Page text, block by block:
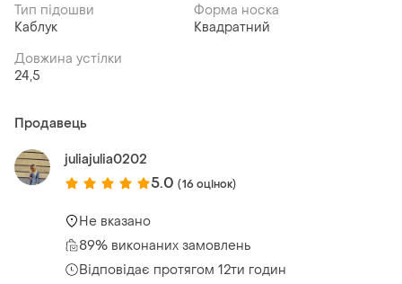
Тип підошви
Каблук
Форма носка
Квадратний
Довжина устілки
24,5
Продавець
juliajulia0202
5.0 (16 оцінок)
Не вказано
89% виконаних замовлень
Відповідає протягом 12ти годин